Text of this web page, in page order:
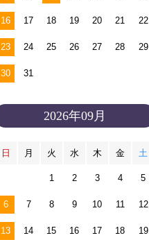
16 17 18 19 20 21 22
23 24 25 26 27 28 29
30 31
2026年09月
日 月 火 水 木 金 土
1 2 3 4 5
6 7 8 9 10 11 12
13 14 15 16 17 18 19